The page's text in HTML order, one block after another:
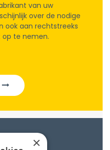
van uw
over de nodige
ook aan rechtstreeks
te nemen.
×